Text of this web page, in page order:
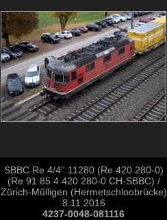
SBBC Re 4/4'' 11280 (Re 420.280-0)
(Re 91 85 4 420 280-0 CH-SBBC) /
Zürich-Mülligen (Hermetschloobrücke)
8.11.2016
4237-0048-081116